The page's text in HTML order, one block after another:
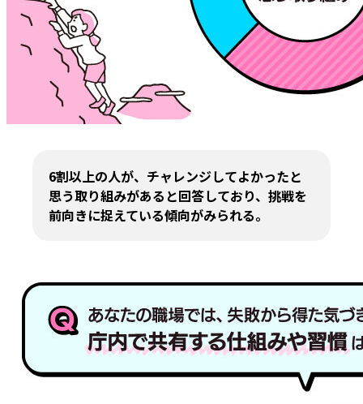
6割以上の人が、チャレンジしてよかったと
思う取り組みがあると回答しており、挑戦を
前向きに捉えている傾向がみられる。